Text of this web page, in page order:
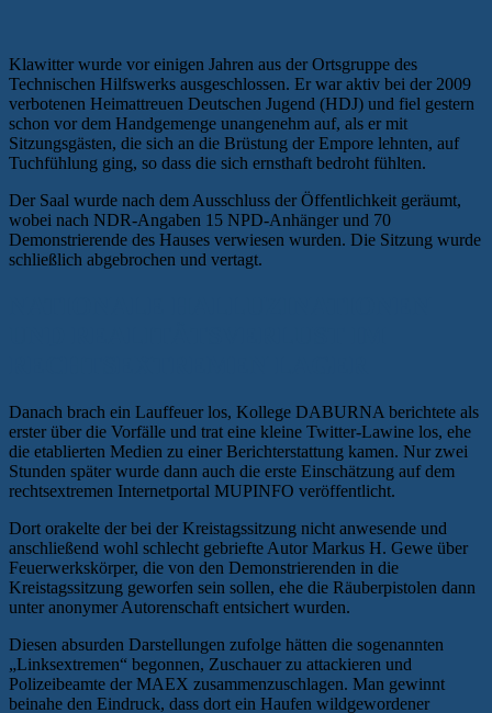
Klawitter wurde vor einigen Jahren aus der Ortsgruppe des
Technischen Hilfswerks ausgeschlossen. Er war aktiv bei der 2009
verbotenen Heimattreuen Deutschen Jugend (HDJ) und fiel gestern
schon vor dem Handgemenge unangenehm auf, als er mit
Sitzungsgästen, die sich an die Brüstung der Empore lehnten, auf
Tuchfühlung ging, so dass die sich ernsthaft bedroht fühlten.
Der Saal wurde nach dem Ausschluss der Öffentlichkeit geräumt,
wobei nach NDR-Angaben 15 NPD-Anhänger und 70
Demonstrierende des Hauses verwiesen wurden. Die Sitzung wurde
schließlich abgebrochen und vertagt.
Danach brach ein Lauffeuer los, Kollege DABURNA berichtete als
erster über die Vorfälle und trat eine kleine Twitter-Lawine los, ehe
die etablierten Medien zu einer Berichterstattung kamen. Nur zwei
Stunden später wurde dann auch die erste Einschätzung auf dem
rechtsextremen Internetportal MUPINFO veröffentlicht.
Dort orakelte der bei der Kreistagssitzung nicht anwesende und
anschließend wohl schlecht gebriefte Autor Markus H. Gewe über
Feuerwerkskörper, die von den Demonstrierenden in die
Kreistagssitzung geworfen sein sollen, ehe die Räuberpistolen dann
unter anonymer Autorenschaft entsichert wurden.
Diesen absurden Darstellungen zufolge hätten die sogenannten
„Linksextremen“ begonnen, Zuschauer zu attackieren und
Polizeibeamte der MAEX zusammenzuschlagen. Man gewinnt
beinahe den Eindruck, dass dort ein Haufen wildgewordener